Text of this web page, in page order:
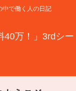
で働く人の日記
40万！」3rdシー